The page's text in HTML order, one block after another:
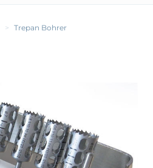
> Trepan Bohrer